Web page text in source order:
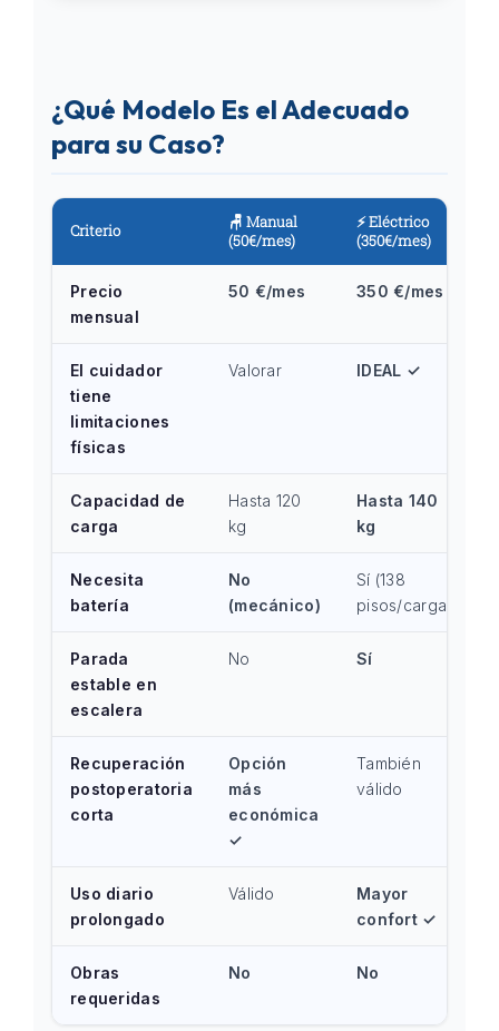
¿Qué Modelo Es el Adecuado
para su Caso?
Criterio
🪑 Manual
(50€/mes)
⚡ Eléctrico
(350€/mes)
Precio
mensual
50 €/mes 350 €/mes
El cuidador
tiene
limitaciones
físicas
Valorar IDEAL ✓
Capacidad de
carga
Hasta 120
kg
Hasta 140
kg
Necesita
batería
No
(mecánico)
Sí (138
pisos/carga)
Parada
estable en
escalera
No Sí
Recuperación
postoperatoria
corta
Opción
más
económica
✓
También
válido
Uso diario
prolongado
Válido
Mayor
confort ✓
Obras
requeridas
No No